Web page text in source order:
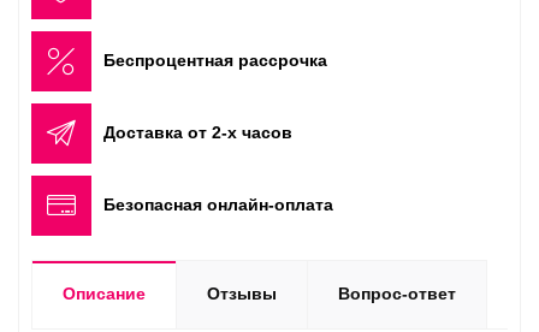
Беспроцентная рассрочка
Доставка от 2-х часов
Безопасная онлайн-оплата
Описание Отзывы Вопрос-ответ